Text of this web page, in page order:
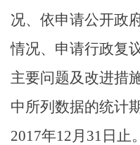
况、依申请公开政
情况、 申请行政复
主要问题及改进措
中所列数据的统计
201 7年12 月 31 日止。